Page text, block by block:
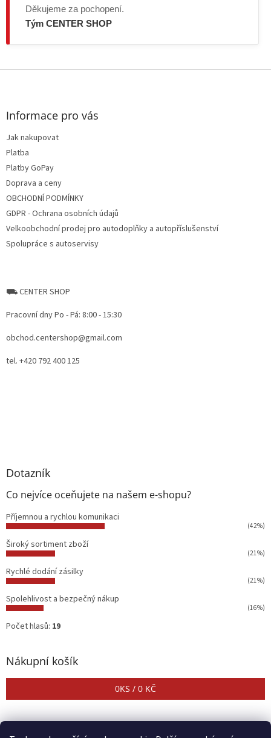
Děkujeme za pochopení.
Tým CENTER SHOP
Z
Informace pro vás
Jak nakupovat
Platba
Platby GoPay
Doprava a ceny
OBCHODNÍ PODMÍNKY
GDPR - Ochrana osobních údajů
Velkoobchodní prodej pro autodoplňky a autopříslušenství
Spolupráce s autoservisy
⛟ CENTER SHOP
Pracovní dny Po - Pá: 8:00 - 15:30
obchod.centershop@gmail.com
tel. +420 792 400 125
Dotazník
Co nejvíce oceňujete na našem e-shopu?
Příjemnou a rychlou komunikaci
(42%)
Široký sortiment zboží
(21%)
Rychlé dodání zásilky
(21%)
Spolehlivost a bezpečný nákup
(16%)
Počet hlasů: 19
Nákupní košík
0KS / 0 KČ